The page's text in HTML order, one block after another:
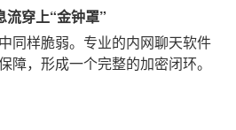
流穿上“金钟罩”
同样脆弱。专业的内网聊天软件
障，形成一个完整的加密闭环。